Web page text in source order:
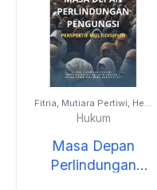
Fitria, Mutiara Pertiwi, Heru
Susetyo, Antje Missbach,
Akino Tahir, Tri Nuke
Hukum
Masa Depan
Perlindungan